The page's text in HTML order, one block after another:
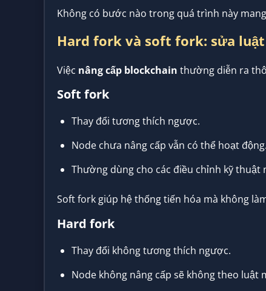
Không có bước nào trong quá trình này
Hard fork và soft fork: sửa
Việc nâng cấp blockchain thường diễn ra
Soft fork
Thay đổi tương thích ngược.
Node chưa nâng cấp vẫn có thể hoạt động.
Thường dùng cho các điều chỉnh kỹ thuật
Soft fork giúp hệ thống tiến hóa mà không
Hard fork
Thay đổi không tương thích ngược.
Node không nâng cấp sẽ không theo luật